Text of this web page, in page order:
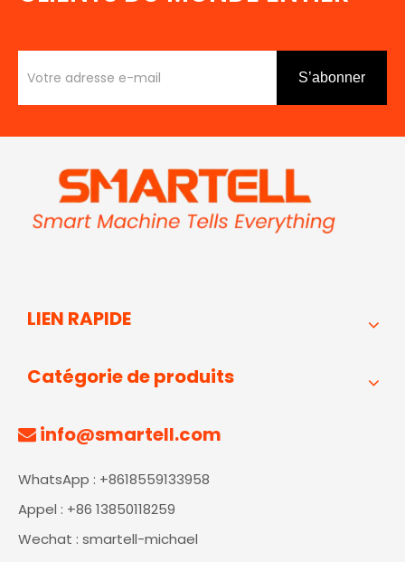
S’abonner
LIEN RAPIDE
Catégorie de produits
 info@smartell.com
WhatsApp : +8618559133958
Appel : +86 13850118259
Wechat : smartell-michael